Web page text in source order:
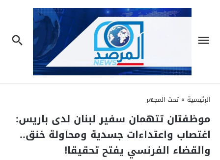
الرئيسية » تحت المجهر
موظفتان تتهمان سفير لبنان لدى باريس:
اغتصاب واعتداءات جسدية ومحاولة خنق..
والقضاء الفرنسي يفتح تحقيقا!